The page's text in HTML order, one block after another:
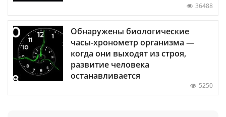
36488
Обнаружены биологические
часы-хронометр организма —
когда они выходят из строя,
развитие человека
останавливается
5250